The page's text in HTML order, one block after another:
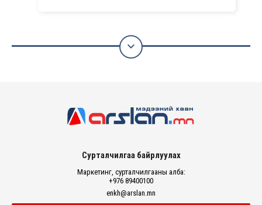

Сурталчилгаа байрлуулах
Маркетинг, сурталчилгааны алба:
+976 89400100
enkh@arslan.mn